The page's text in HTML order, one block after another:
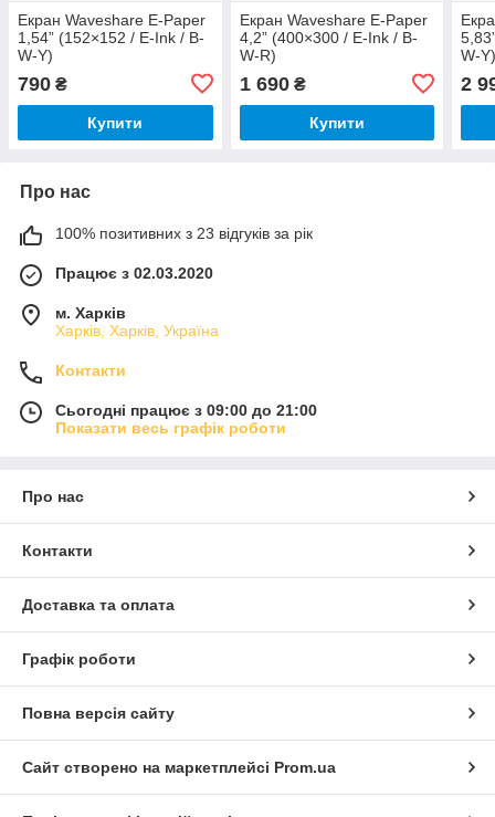
Екран Waveshare E-Paper
1,54” (152×152 / E-Ink / B-
W-Y)
790 ₴
Купити
Екран Waveshare E-Paper
4,2” (400×300 / E-Ink / B-
W-R)
1 690₴
Купити
W-
2
Про нас
100% позитивних з 23 відгуків за рік
Працює з 02.03.2020
м. Харків
Харків, Харків, Україна
Контакти
Сьогодні працює з 09:00 до 21:00
Показати весь графік роботи
Про нас
Контакти
Доставка та оплата
Графік роботи
Повна версія сайту
Сайт створено на маркетплейсі Prom.ua